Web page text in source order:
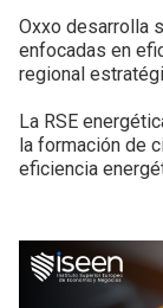
Oxxo desarrolla
enfocadas en
regional
La RSE
la formación de
eficiencia